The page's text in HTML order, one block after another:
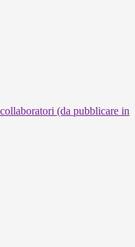
(da pubblicare in